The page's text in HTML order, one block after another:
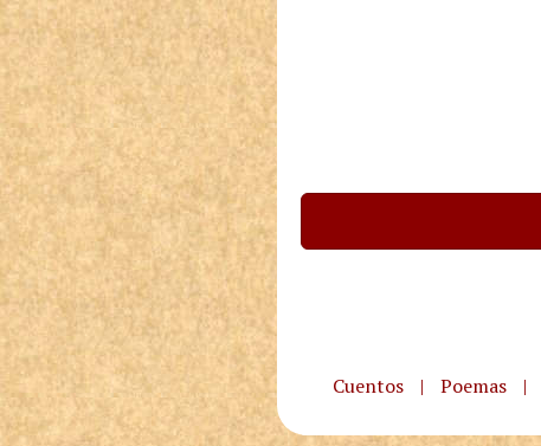
Cuentos | Poemas |